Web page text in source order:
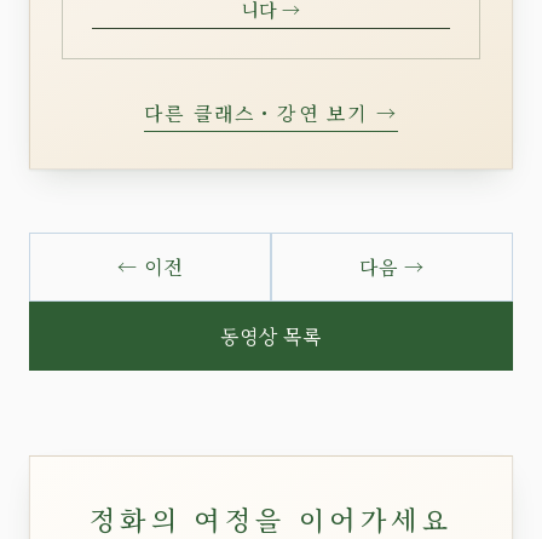
니다 →
다른 클래스・강연 보기 →
← 이전
동영상 목록
다음 →
정화의 여정을 이어가세요